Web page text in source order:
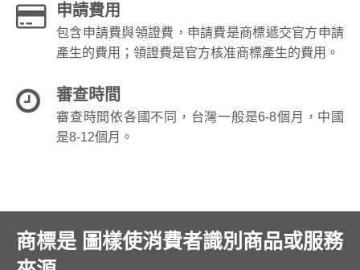
申請費用
包含申請費與領證費，申請費是商標遞交官方申請
產生的費用；領證費是官方核准商標產生的費用。
審查時間
審查時間依各國不同，台灣一般是6-8個月，中國
是8-12個月。
商標是 圖樣使消費者識別商品或服務